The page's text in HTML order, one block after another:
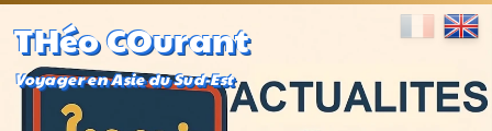
THéo COurant
Voyager en Asie du Sud-Est